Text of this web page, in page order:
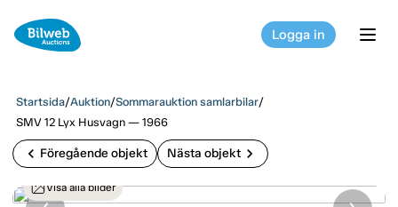
Logga in
Startsida/Auktion/Sommarauktion samlarbilar/
SMV 12 Lyx Husvagn — 1966
chevron_left Föregående objekt Nästa objekt chevron_right
Visa alla bilder